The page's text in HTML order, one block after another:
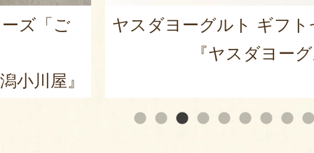
ズ「ご
小川屋』
ヤスダヨーグルト ギフト
『ヤスダヨー